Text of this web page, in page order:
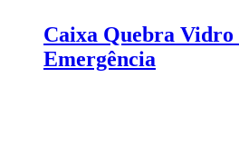
Caixa Quebra Vidro
Emergência